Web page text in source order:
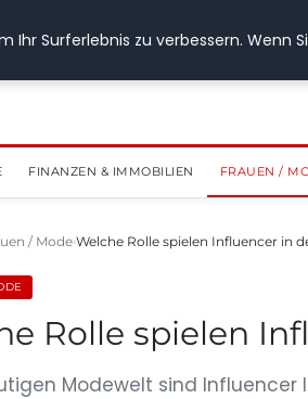
FINANZEN & IMMOBILIEN FRAUEN /
/ Mode Welche Rolle spielen Influencer in
Rolle spielen
Modewelt sind
Ihr Surferlebnis zu verbessern.